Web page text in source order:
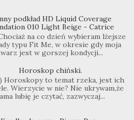
podkład HD Liquid Coverage
010 Light Beige - Catrice
na co dzień wybieram lżejsze
typu Fit Me, w okresie gdy moja
jest w gorszej kondycji...
Horoskop chiński.
Horoskopy to temat rzeka, jest ich
Wierzycie w nie? Nie ukrywam,że
lubię je czytać, zazwyczaj...